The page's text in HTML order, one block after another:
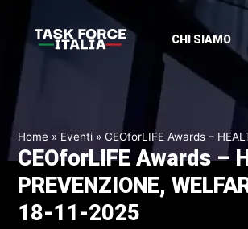
CHI SIAMO
Home » Eventi » CEOforLIFE Awards –
CEOforLIFE Awards –
PREVENZIONE,
18-11-2025